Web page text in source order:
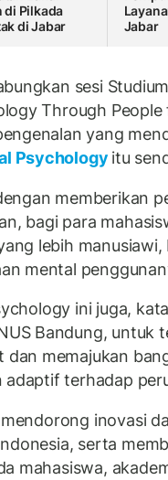
di Pilkada
di Jabar
Jabar
sesi
Through People
yang
Psychology itu
memberikan
bagi para
lebih manusiawi,
mental
ini juga,
Bandung, untuk
memajukan
terhadap
inovasi
serta
mahasiswa,